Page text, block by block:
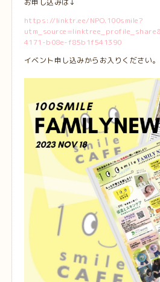
お申し込みは↓
https://linktr.ee/NPO.100smile?
4171-b08e-f85b1f541390
イベント申し込みからお入りください。